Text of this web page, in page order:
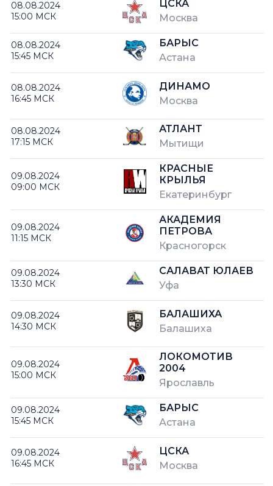
08.08.2024
15:00 МСК
ЦСКА
Москва
08.08.2024
15:45 МСК
БАРЫС
Астана
08.08.2024
16:45 МСК
ДИНАМО
Москва
08.08.2024
17:15 МСК
АТЛАНТ
Мытищи
09.08.2024
09:00 МСК
КРАСНЫЕ
КРЫЛЬЯ
Екатеринбург
09.08.2024
11:15 МСК
АКАДЕМИЯ
ПЕТРОВА
Красногорск
09.08.2024
13:30 МСК
САЛАВАТ ЮЛАЕВ
Уфа
09.08.2024
14:30 МСК
БАЛАШИХА
Балашиха
09.08.2024
15:00 МСК
ЛОКОМОТИВ
2004
Ярославль
09.08.2024
15:45 МСК
БАРЫС
Астана
09.08.2024
16:45 МСК
ЦСКА
Москва